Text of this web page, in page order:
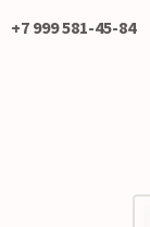
+7 999 581-45-84